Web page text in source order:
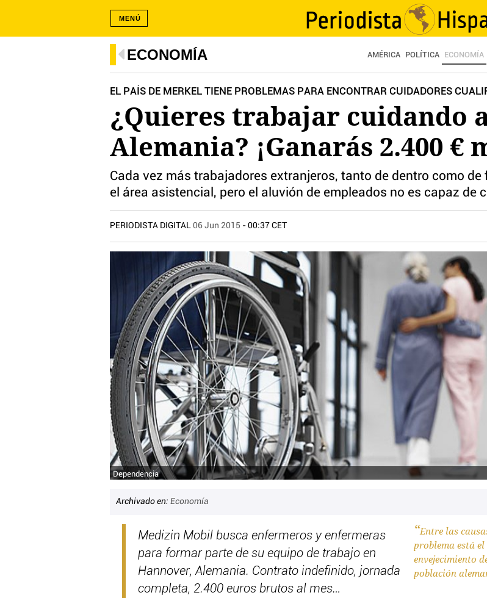
MENÚ
ECONOMÍA AMÉRICA POLÍTICA ECONOMÍA
EL PAÍS DE MERKEL TIENE PROBLEMAS PARA ENCONTRAR CUIDADORES
¿Quieres trabajar cuidando
Alemania? ¡Ganarás 2.400 €
Cada vez más trabajadores extranjeros, tanto de dentro como de
el área asistencial, pero el aluvión de empleados no es capaz de
PERIODISTA DIGITAL 06 Jun 2015 - 00:37 CET
Dependencia
Archivado en: Economía
Entre las
problema está el
envejecimiento
población
Medizin Mobil busca enfermeros y enfermeras
para formar parte de su equipo de trabajo en
Hannover, Alemania. Contrato indefinido, jornada
completa, 2.400 euros brutos al mes…